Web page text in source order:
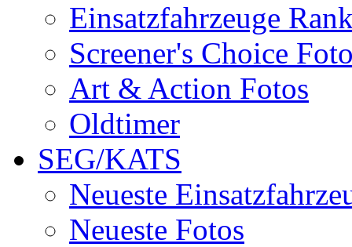
Einsatzfahrzeuge
Screener's Choice
Art & Action Fotos
Oldtimer
SEG/KATS
Neueste
Neueste Fotos